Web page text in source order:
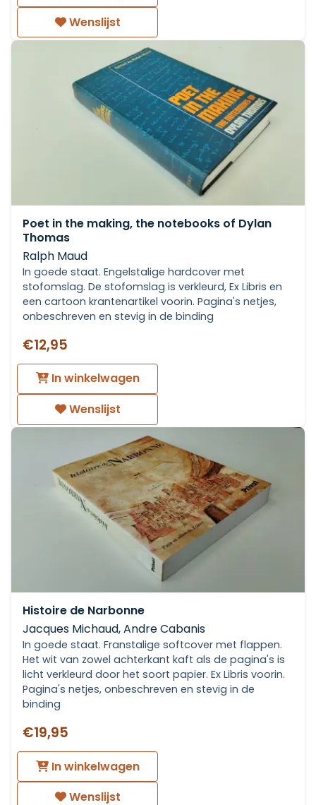
Wenslijst
Poet in the making, the notebooks of Dylan
Thomas
Ralph Maud
In goede staat. Engelstalige hardcover met
stofomslag. De stofomslag is verkleurd, Ex Libris en
een cartoon krantenartikel voorin. Pagina's netjes,
onbeschreven en stevig in de binding
€12,95
In winkelwagen
Wenslijst
Histoire de Narbonne
Jacques Michaud, Andre Cabanis
In goede staat. Franstalige softcover met flappen.
Het wit van zowel achterkant kaft als de pagina's is
licht verkleurd door het soort papier. Ex Libris voorin.
Pagina's netjes, onbeschreven en stevig in de
binding
€19,95
In winkelwagen
Wenslijst